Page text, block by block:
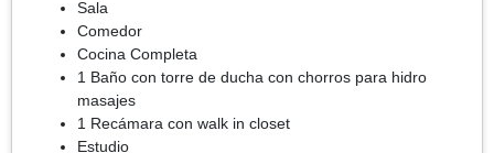
Sala
Comedor
Cocina Completa
1 Baño con torre de ducha con chorros para hidro
masajes
1 Recámara con walk in closet
Estudio